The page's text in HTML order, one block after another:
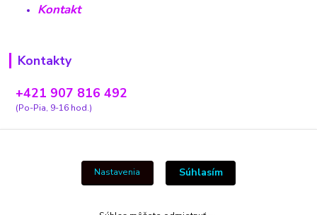
Kontakt
Kontakty
+421 907 816 492
(Po-Pia, 9-16 hod.)
carovnyobchodik13@gmail.com
Nastavenia Súhlasím